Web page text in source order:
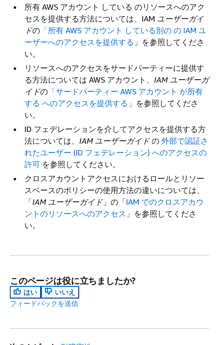
所有 AWS アカウント している のリソースへのアク
セスを提供する方法については、IAM ユーザーガイ
ドの 「所有 AWS アカウント している別の の IAM ユ
ーザーへのアクセスを提供する 」を参照してくださ
い。
リソースへのアクセスをサードパーティーに提供す
る方法については AWS アカウント、 IAM ユーザーガ
イドの 「サードパーティー AWS アカウント が所有
する へのアクセスを提供する 」を参照してくださ
い。
ID フェデレーションを介してアクセスを提供する方
法については、 IAM ユーザーガイドの 外部で認証さ
れたユーザー (ID フェデレーション) へのアクセスの
許可 を参照してください。
クロスアカウントアクセスにおけるロールとリソー
スベースのポリシーの使用方法の違いについては、
「IAM ユーザーガイド」の「IAM でのクロスアカウ
ントのリソースへのアクセス 」を参照してくださ
い。
このページは役に立ちましたか?
はい
いいえ
フィードバックを送信